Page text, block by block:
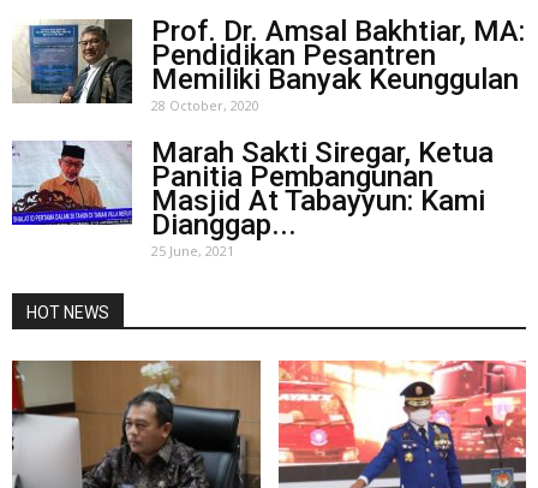
Prof. Dr. Amsal Bakhtiar, MA:
Pendidikan Pesantren
Memiliki Banyak Keunggulan
28 October, 2020
Marah Sakti Siregar, Ketua
Panitia Pembangunan
Masjid At Tabayyun: Kami
Dianggap...
25 June, 2021
HOT NEWS